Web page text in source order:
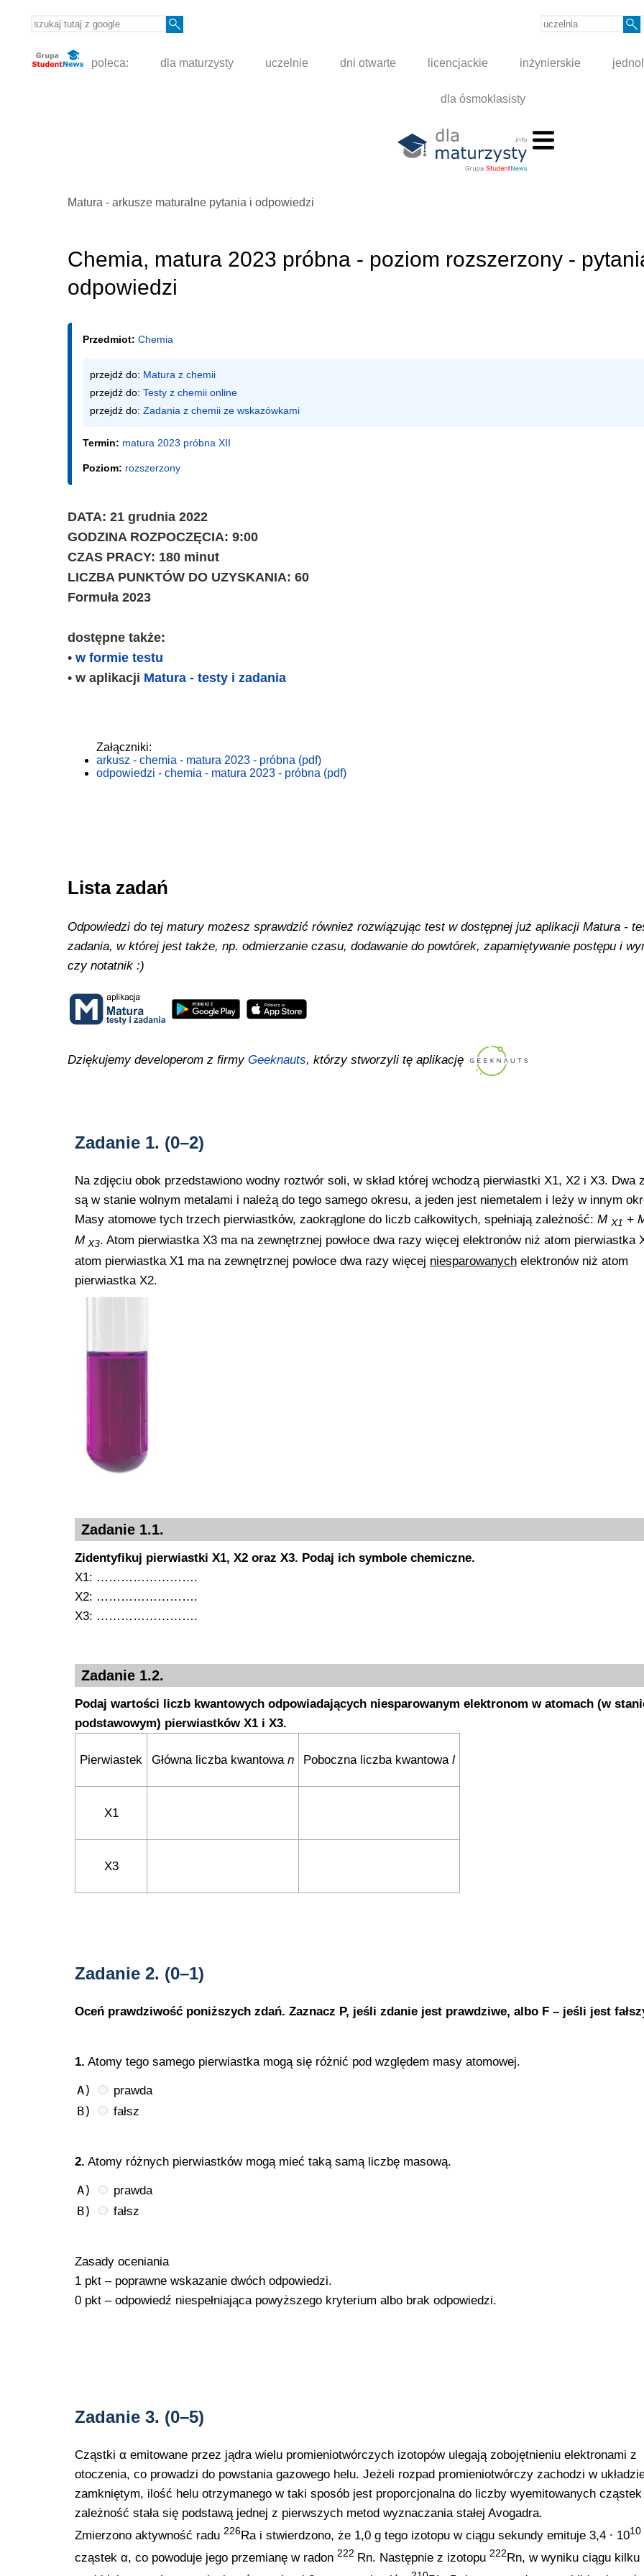
poleca: dla maturzysty uczelnie dni otwarte licencjackie inżynierskie
dla ósmoklasisty
Matura - arkusze maturalne pytania i odpowiedzi
Chemia, matura 2023 próbna - poziom rozszerzony -
odpowiedzi
Przedmiot: Chemia
przejdź do: Matura z chemii
przejdź do: Testy z chemii online
przejdź do: Zadania z chemii ze wskazówkami
Termin: matura 2023 próbna XII
Poziom: rozszerzony
DATA: 21 grudnia 2022
GODZINA ROZPOCZĘCIA: 9:00
CZAS PRACY: 180 minut
LICZBA PUNKTÓW DO UZYSKANIA: 60
Formuła 2023
dostępne także:
• w formie testu
• w aplikacji Matura - testy i zadania
Załączniki:
arkusz - chemia - matura 2023 - próbna (pdf)
odpowiedzi - chemia - matura 2023 - próbna (pdf)
Lista zadań
Odpowiedzi do tej matury możesz sprawdzić również rozwiązując test w dostępnej już aplikacji Matura -
zadania, w której jest także, np. odmierzanie czasu, dodawanie do powtórek, zapamiętywanie postępu i
czy notatnik :)
Dziękujemy developerom z firmy Geeknauts, którzy stworzyli tę aplikację
Zadanie 1. (0–2)
Na zdjęciu obok przedstawiono wodny roztwór soli, w skład której wchodzą pierwiastki X1, X2 i X3. Dwa
są w stanie wolnym metalami i należą do tego samego okresu, a jeden jest niemetalem i leży w innym
Masy atomowe tych trzech pierwiastków, zaokrąglone do liczb całkowitych, spełniają zależność: M X1 +
M X3. Atom pierwiastka X3 ma na zewnętrznej powłoce dwa razy więcej elektronów niż atom pierwiastka
atom pierwiastka X1 ma na zewnętrznej powłoce dwa razy więcej niesparowanych elektronów niż atom
pierwiastka X2.
Zadanie 1.1.
Zidentyfikuj pierwiastki X1, X2 oraz X3. Podaj ich symbole chemiczne.
X1: …………………….
X2: …………………….
X3: …………………….
Zadanie 1.2.
Podaj wartości liczb kwantowych odpowiadających niesparowanym elektronom w atomach (w
podstawowym) pierwiastków X1 i X3.
Pierwiastek Główna liczba kwantowa n Poboczna liczba kwantowa l
X1
X3
Zadanie 2. (0–1)
Oceń prawdziwość poniższych zdań. Zaznacz P, jeśli zdanie jest prawdziwe, albo F – jeśli jest
1. Atomy tego samego pierwiastka mogą się różnić pod względem masy atomowej.
A) prawda
B) fałsz
2. Atomy różnych pierwiastków mogą mieć taką samą liczbę masową.
A) prawda
B) fałsz
Zasady oceniania
1 pkt – poprawne wskazanie dwóch odpowiedzi.
0 pkt – odpowiedź niespełniająca powyższego kryterium albo brak odpowiedzi.
Zadanie 3. (0–5)
Cząstki α emitowane przez jądra wielu promieniotwórczych izotopów ulegają zobojętnieniu elektronami z
otoczenia, co prowadzi do powstania gazowego helu. Jeżeli rozpad promieniotwórczy zachodzi w
zamkniętym, ilość helu otrzymanego w taki sposób jest proporcjonalna do liczby wyemitowanych cząstek
zależność stała się podstawą jednej z pierwszych metod wyznaczania stałej Avogadra.
Zmierzono aktywność radu 226Ra i stwierdzono, że 1,0 g tego izotopu w ciągu sekundy emituje 3,4 ⸱ 1010
cząstek α, co powoduje jego przemianę w radon 222 Rn. Następnie z izotopu 222Rn, w wyniku ciągu kilku